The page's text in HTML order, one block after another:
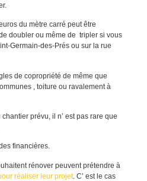
du mètre carré peut être
doubler ou même de tripler si vous
Germain-des-Prés ou sur la rue
de copropriété de même que
, toiture ou ravalement à
prévu, il n’ est pas rare que
financières.
rénover peuvent prétendre à
réaliser leur projet. C’ est le cas